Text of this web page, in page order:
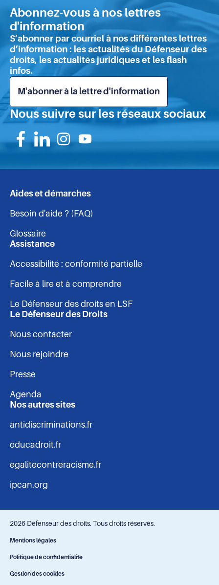
précarité
que
retenir
de
l'enquête
?
de
Abonnez-vous à nos lettres
d'information
S’abonner par courriel à nos différentes lettres
d’information : les actualités du Défenseur des
droits, les actualités juridiques et les flash
infos.
M'abonner à la lettre d'information
Nous suivre sur les réseaux sociaux
Suivez-
nous
sur
Suivez-
nous
sur
Suivez-
nous
sur
Suivez-
nous
Navigation
-
pied
de
page
Aides et démarches
Besoin d'aide ? (FAQ)
Glossaire
Assistance
Accessibilité : conformité partielle
Facile à lire et à comprendre
Le Défenseur des droits en LSF
Le Défenseur des Droits
Nous contacter
Nous rejoindre
Presse
Agenda
Nos autres sites
antidiscriminations.fr
educadroit.fr
egalitecontreracisme.fr
ipcan.org
2026 Défenseur des droits. Tous droits réservés.
Navigation
-
Mentions légales
Politique de confidentialité
Gestion des cookies